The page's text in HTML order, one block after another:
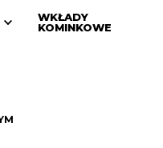
WKŁADY
KOMINKOWE